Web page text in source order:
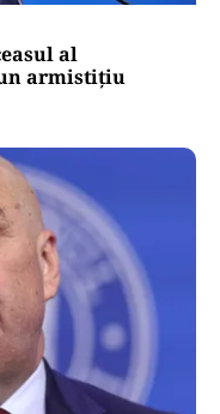
al
armistițiu